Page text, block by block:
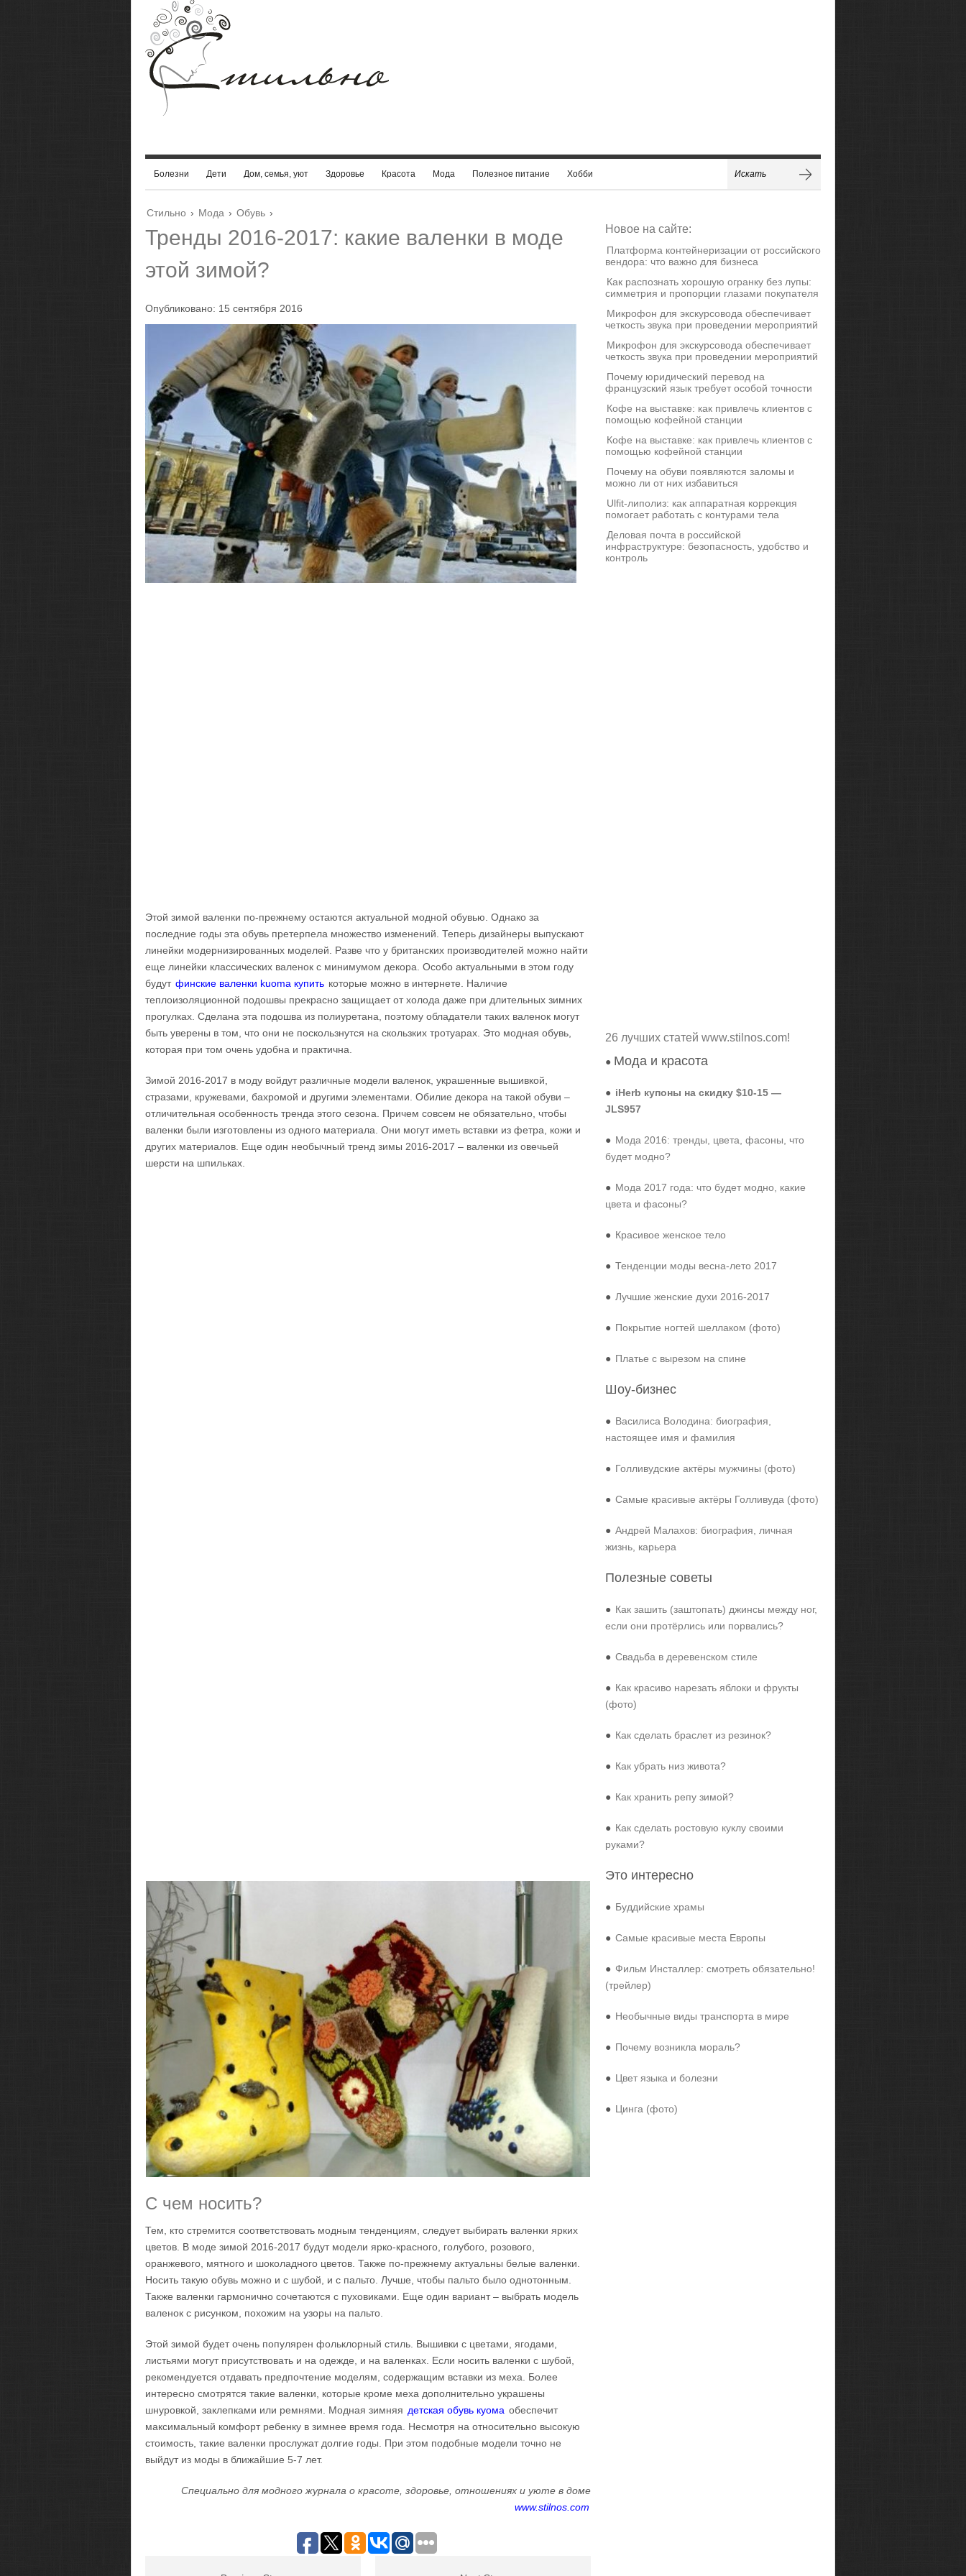
Болезни Дети Дом, семья, уют Здоровье Красота Мода Полезное питание Хобби
Стильно › Мода › Обувь ›
Тренды 2016-2017: какие валенки в моде
этой зимой?
Опубликовано: 15 сентября 2016
Этой зимой валенки по-прежнему остаются актуальной модной обувью. Однако за
последние годы эта обувь претерпела множество изменений. Теперь дизайнеры выпускают
линейки модернизированных моделей. Разве что у британских производителей можно найти
еще линейки классических валенок с минимумом декора. Особо актуальными в этом году
будут финские валенки kuoma купить которые можно в интернете. Наличие
теплоизоляционной подошвы прекрасно защищает от холода даже при длительных зимних
прогулках. Сделана эта подошва из полиуретана, поэтому обладатели таких валенок могут
быть уверены в том, что они не поскользнутся на скользких тротуарах. Это модная обувь,
которая при том очень удобна и практична.
Зимой 2016-2017 в моду войдут различные модели валенок, украшенные вышивкой,
стразами, кружевами, бахромой и другими элементами. Обилие декора на такой обуви –
отличительная особенность тренда этого сезона. Причем совсем не обязательно, чтобы
валенки были изготовлены из одного материала. Они могут иметь вставки из фетра, кожи и
других материалов. Еще один необычный тренд зимы 2016-2017 – валенки из овечьей
шерсти на шпильках.
С чем носить?
Тем, кто стремится соответствовать модным тенденциям, следует выбирать валенки ярких
цветов. В моде зимой 2016-2017 будут модели ярко-красного, голубого, розового,
оранжевого, мятного и шоколадного цветов. Также по-прежнему актуальны белые валенки.
Носить такую обувь можно и с шубой, и с пальто. Лучше, чтобы пальто было однотонным.
Также валенки гармонично сочетаются с пуховиками. Еще один вариант – выбрать модель
валенок с рисунком, похожим на узоры на пальто.
Этой зимой будет очень популярен фольклорный стиль. Вышивки с цветами, ягодами,
листьями могут присутствовать и на одежде, и на валенках. Если носить валенки с шубой,
рекомендуется отдавать предпочтение моделям, содержащим вставки из меха. Более
интересно смотрятся такие валенки, которые кроме меха дополнительно украшены
шнуровкой, заклепками или ремнями. Модная зимняя детская обувь куома обеспечит
максимальный комфорт ребенку в зимнее время года. Несмотря на относительно высокую
стоимость, такие валенки прослужат долгие годы. При этом подобные модели точно не
выйдут из моды в ближайшие 5-7 лет.
Специально для модного журнала о красоте, здоровье, отношениях и уюте в доме
www.stilnos.com
Новое на сайте:
Платформа контейнеризации от российского
вендора: что важно для бизнеса
Как распознать хорошую огранку без лупы:
симметрия и пропорции глазами покупателя
Микрофон для экскурсовода обеспечивает
четкость звука при проведении мероприятий
Микрофон для экскурсовода обеспечивает
четкость звука при проведении мероприятий
Почему юридический перевод на
французский язык требует особой точности
Кофе на выставке: как привлечь клиентов с
помощью кофейной станции
Кофе на выставке: как привлечь клиентов с
помощью кофейной станции
Почему на обуви появляются заломы и
можно ли от них избавиться
Ulfit-липолиз: как аппаратная коррекция
помогает работать с контурами тела
Деловая почта в российской
инфраструктуре: безопасность, удобство и
контроль
26 лучших статей www.stilnos.com!
● Мода и красота
● iHerb купоны на скидку $10-15 —
JLS957
● Мода 2016: тренды, цвета, фасоны, что
будет модно?
● Мода 2017 года: что будет модно, какие
цвета и фасоны?
● Красивое женское тело
● Тенденции моды весна-лето 2017
● Лучшие женские духи 2016-2017
● Покрытие ногтей шеллаком (фото)
● Платье с вырезом на спине
Шоу-бизнес
● Василиса Володина: биография,
настоящее имя и фамилия
● Голливудские актёры мужчины (фото)
● Самые красивые актёры Голливуда (фото)
● Андрей Малахов: биография, личная
жизнь, карьера
Полезные советы
● Как зашить (заштопать) джинсы между ног,
если они протёрлись или порвались?
● Свадьба в деревенском стиле
● Как красиво нарезать яблоки и фрукты
(фото)
● Как сделать браслет из резинок?
● Как убрать низ живота?
● Как хранить репу зимой?
● Как сделать ростовую куклу своими
руками?
Это интересно
● Буддийские храмы
● Самые красивые места Европы
● Фильм Инсталлер: смотреть обязательно!
(трейлер)
● Необычные виды транспорта в мире
● Почему возникла мораль?
● Цвет языка и болезни
● Цинга (фото)